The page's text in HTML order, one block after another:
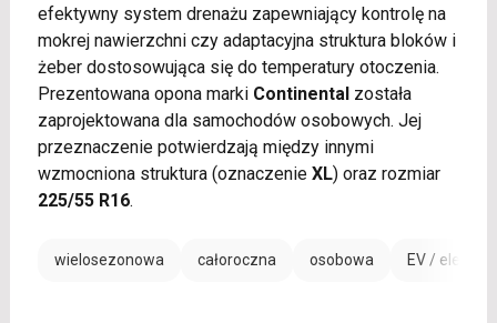
efektywny system drenażu zapewniający kontrolę na
mokrej nawierzchni czy adaptacyjna struktura bloków i
żeber dostosowująca się do temperatury otoczenia.
Prezentowana opona marki Continentalzostała
zaprojektowana dla samochodów osobowych. Jej
przeznaczenie potwierdzają między innymi
wzmocniona struktura (oznaczenie XL) oraz rozmiar
225/55 R16.
wielosezonowa całoroczna osobowa EV / electric